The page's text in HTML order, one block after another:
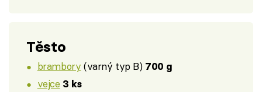
Těsto
brambory (varný typ B) 700 g
vejce 3 ks